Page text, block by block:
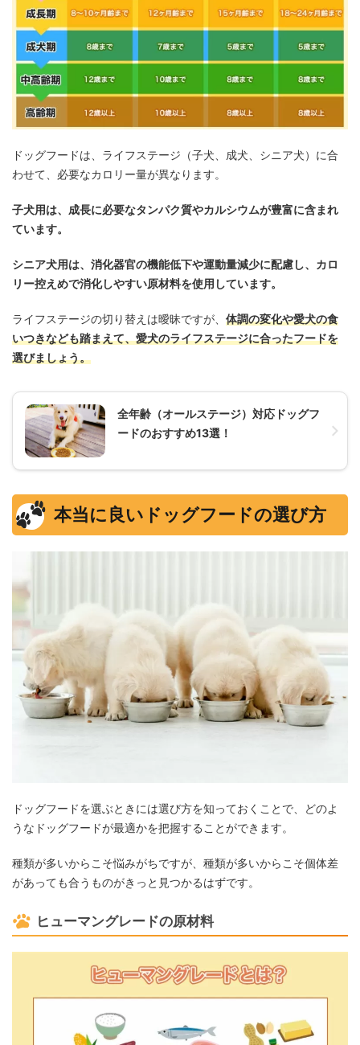
ドッグフードは、ライフステージ（子犬、成犬、シニア犬）に合
わせて、必要なカロリー量が異なります。
子犬用は、成長に必要なタンパク質やカルシウムが豊富に含まれ
ています。
シニア犬用は、消化器官の機能低下や運動量減少に配慮し、カロ
リー控えめで消化しやすい原材料を使用しています。
ライフステージの切り替えは曖昧ですが、 体調の変化や愛犬の食
いつきなども踏まえて、愛犬のライフステージに合ったフードを
選びましょう。
全年齢（オールステージ）対応ドッグフ
ードのおすすめ13選！
本当に良いドッグフードの選び方
ドッグフードを選ぶときには選び方を知っておくことで、どのよ
うなドッグフードが最適かを把握することができます。
種類が多いからこそ悩みがちですが、種類が多いからこそ個体差
があっても合うものがきっと見つかるはずです。
ヒューマングレードの原材料